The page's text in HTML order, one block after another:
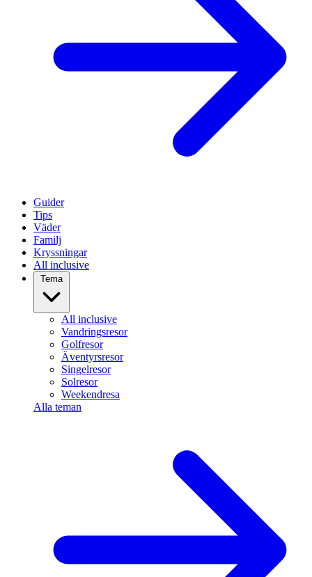
Guider
Tips
Väder
Familj
Kryssningar
All inclusive
Tema
All inclusive
Vandringsresor
Golfresor
Äventyrsresor
Singelresor
Solresor
Weekendresa
Alla teman